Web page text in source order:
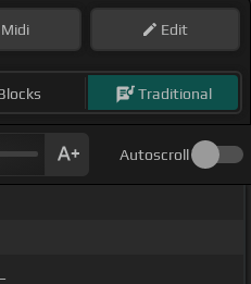
Midi Edit
Traditional
Autoscroll